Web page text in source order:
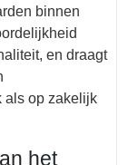
binnen
en draagt
als op zakelijk
het